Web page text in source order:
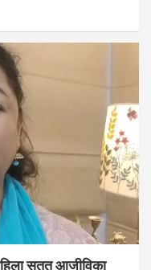
सतत् आजीविका